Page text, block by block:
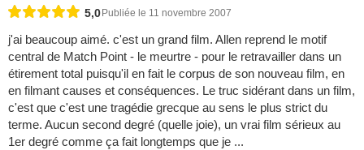
5,0 Publiée le 11 novembre 2007
j'ai beaucoup aimé. c'est un grand film. Allen reprend le motif
central de Match Point - le meurtre - pour le retravailler dans un
étirement total puisqu'il en fait le corpus de son nouveau film, en
en filmant causes et conséquences. Le truc sidérant dans un film,
c'est que c'est une tragédie grecque au sens le plus strict du
terme. Aucun second degré (quelle joie), un vrai film sérieux au
1er degré comme ça fait longtemps que je ...